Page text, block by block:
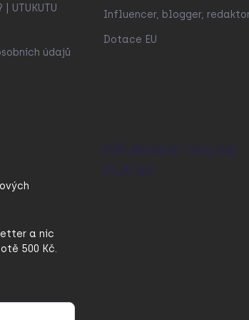
UTUKUTU
údajů
Influencer, blogger,
Dotace EU
a nic
500 Kč.
PŘIJÍMÁME ONLINE
PLATBY